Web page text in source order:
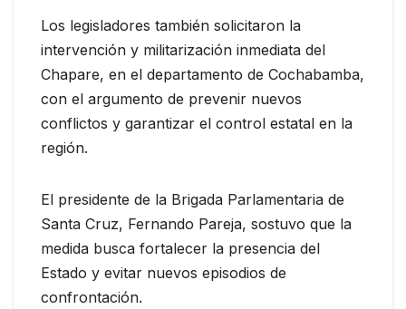
Los legisladores también solicitaron la
intervención y militarización inmediata del
Chapare, en el departamento de Cochabamba,
con el argumento de prevenir nuevos
conflictos y garantizar el control estatal en la
región.
El presidente de la Brigada Parlamentaria de
Santa Cruz, Fernando Pareja, sostuvo que la
medida busca fortalecer la presencia del
Estado y evitar nuevos episodios de
confrontación.